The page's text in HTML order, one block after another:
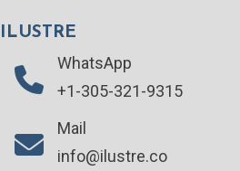
ILUSTRE
WhatsApp
+1-305-321-9315
Mail
info@ilustre.co